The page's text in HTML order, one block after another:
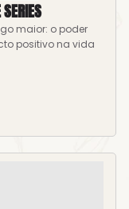
maior: o poder
positivo na vida